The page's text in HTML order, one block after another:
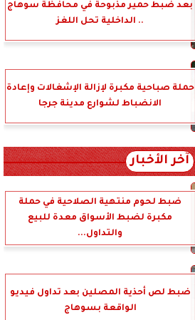
بعد ضبط حمير مذبوحة في محافظة سوهاج
.. الداخلية تحل اللغز
حملة صباحية مكبرة لإزالة الإشغالات وإعادة
الانضباط لشوارع مدينة جرجا
آخر الأخبار
ضبط لحوم منتهية الصلاحية في حملة
مكبرة لضبط الأسواق معدة للبيع
والتداول...
ضبط لص أحذية المصلين بعد تداول فيديو
الواقعة بسوهاج